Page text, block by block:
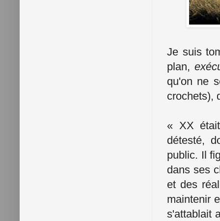
Je suis
plan,
qu'on ne
crochets),
« XX
détesté,
public. Il
dans ses
et des
maintenir
s'attablait